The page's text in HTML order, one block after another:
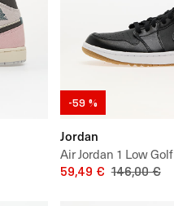
-59 %
Jordan
Air Jordan 1 Low Golf
59,49 € 146,00 €